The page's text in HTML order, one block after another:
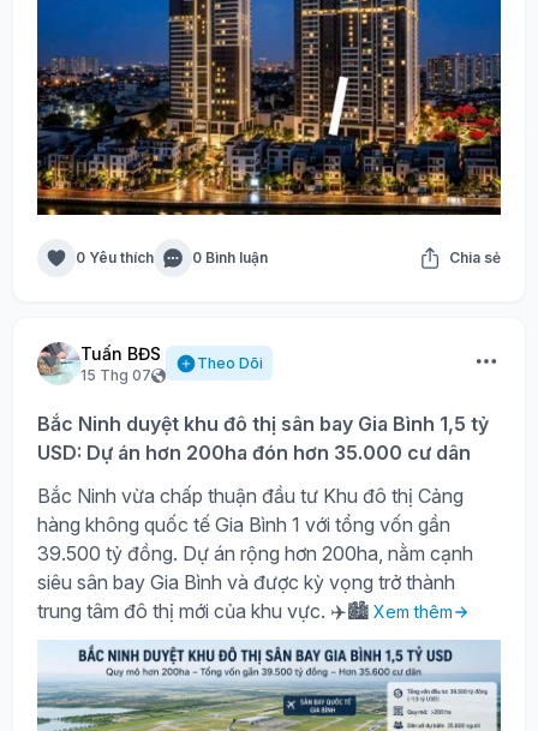
0 Yêu thích 0 Bình luận Chia sẻ
Tuấn BĐS
15 Thg 07
Theo Dõi
Bắc Ninh duyệt khu đô thị sân bay Gia Bình 1,5 tỷ
USD: Dự án hơn 200ha đón hơn 35.000 cư dân
Bắc Ninh vừa chấp thuận đầu tư Khu đô thị Cảng
hàng không quốc tế Gia Bình 1 với tổng vốn gần
39.500 tỷ đồng. Dự án rộng hơn 200ha, nằm cạnh
siêu sân bay Gia Bình và được kỳ vọng trở thành
trung tâm đô thị mới của khu vực. ✈️🏙️ Xem thêm